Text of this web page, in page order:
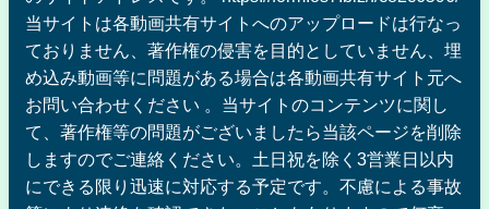
当サイトは各動画共有サイトへのアップロードは行なっ
ておりません、著作権の侵害を目的としていません、埋
め込み動画等に問題がある場合は各動画共有サイト元へ
お問い合わせください 。当サイトのコンテンツに関し
て、著作権等の問題がございましたら当該ページを削除
しますのでご連絡ください。土日祝を除く3営業日以内
にできる限り迅速に対応する予定です。不慮による事故